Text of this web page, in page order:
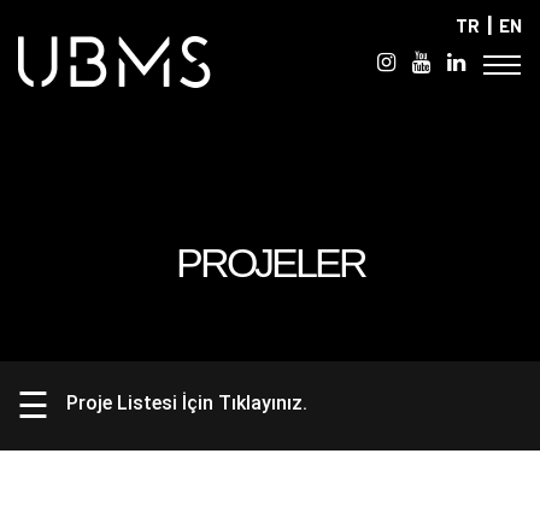
TR | EN
PROJELER
☰ Proje Listesi İçin Tıklayınız.